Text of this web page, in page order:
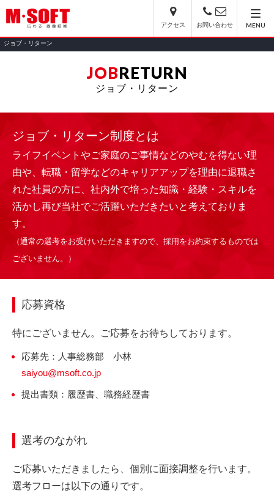
アクセス お問い合わせ MENU
ジョブ・リターン
JOBRETURN
ジョブ・リターン
ジョブ・リターン制度とは
ライフイベントやご家庭のご事情などのやむを得ない理
由や、転職・留学などのキャリアアップを理由に退職さ
れた社員の方に、社内外で培った知識・経験・スキルを
活かし再び当社でご活躍いただきたいと考えておりま
す。
（通常の選考をお受けいただきますので、採用をお約束するものでは
ございません。）
応募資格
特にございません。ご応募をお待ちしております。
応募先：人事総務部 小林
saiyou@msoft.co.jp
提出書類：履歴書、職務経歴書
選考のながれ
ご応募いただきましたら、個別に面接調整を行います。
選考フローは以下の通りです。